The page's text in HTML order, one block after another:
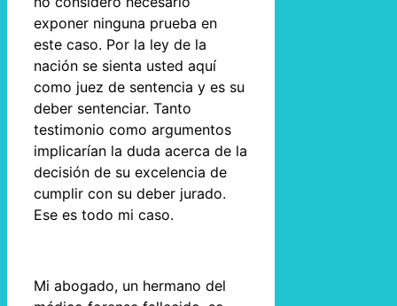
exponer ninguna prueba en
este caso. Por la ley de la
nación se sienta usted aquí
como juez de sentencia y es su
deber sentenciar. Tanto
testimonio como argumentos
implicarían la duda acerca de la
decisión de su excelencia de
cumplir con su deber jurado.
Ese es todo mi caso.
Mi abogado, un hermano del